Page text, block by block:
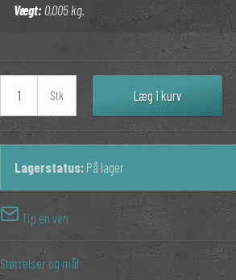
Vægt: 0,005 kg.
Stk Læg i kurv
Lagerstatus: På lager
Tip en ven
Størrelser og mål